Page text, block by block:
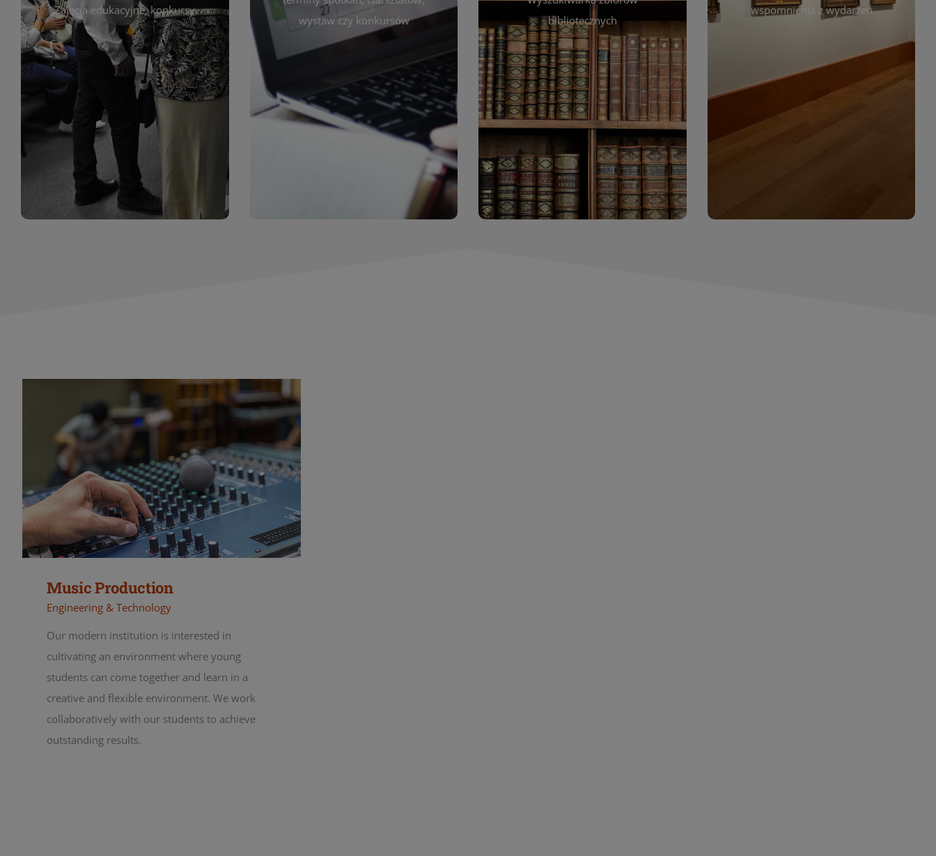
Zajęcia edukacyjne, konkursy
Wystawy
Biblioteka organizuje prezentujące
zarówno sztukę lokalnych twórców,
jak i zbiory tematyczne. W tej sekcji
znajdziesz informacje o aktualnych
ekspozycjach oraz archiwum wystaw
z poprzednich lat. Prezentowane
prace obejmują malarstwo,
wystaw czy konkursów
Cię wydarzeniach. Aktualizujemy
harmonogram na bieżąco, by zawsze
był zgodny z planem pracy biblioteki.
Zapraszamy do śledzenia i
uczestnictwa w życiu kulturalnym
miasta!
bibliotecznych
Katalog Zbiorów
Katalog online umożliwia
przeglądanie pełnej oferty
bibliotecznej – książek, czasopism,
filmów i innych materiałów. Dzięki
wyszukiwarce szybko znajdziesz
interesujące Cię pozycje według
autora, tytułu lub tematu. Możesz wspomnienia z wydarzeń
czytelników. Regularnie dodajemy
powrócić do wyjątkowych
momentów. Zapraszamy do
obejrzenia, wspominania i
inspirowania się!
Music Production
Engineering & Technology
Our modern institution is interested in
cultivating an environment where young
students can come together and learn in a
creative and flexible environment. We work
collaboratively with our students to achieve
outstanding results.